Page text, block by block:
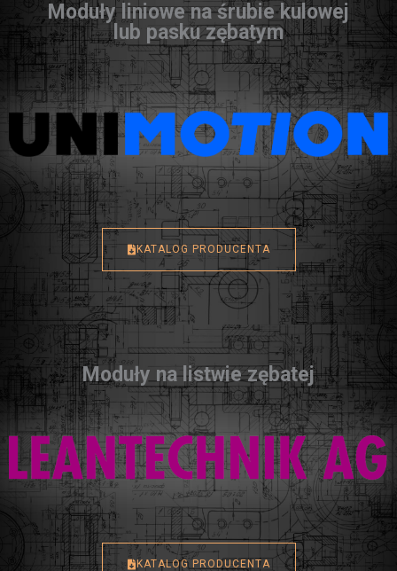
Moduły liniowe na śrubie kulowej
lub pasku zębatym
KATALOG PRODUCENTA
Moduły na listwie zębatej
KATALOG PRODUCENTA